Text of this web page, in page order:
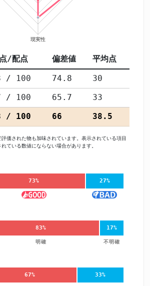
/配点 偏差値 平均点
/ 100 74.8
30
/ 100 65.7
33
/ 100 66 38.5
価された物も加味されています。表示されている項目
ている数値にならない場合があります。
73% 27%
83%
明確
17%
不明確
67% 33%